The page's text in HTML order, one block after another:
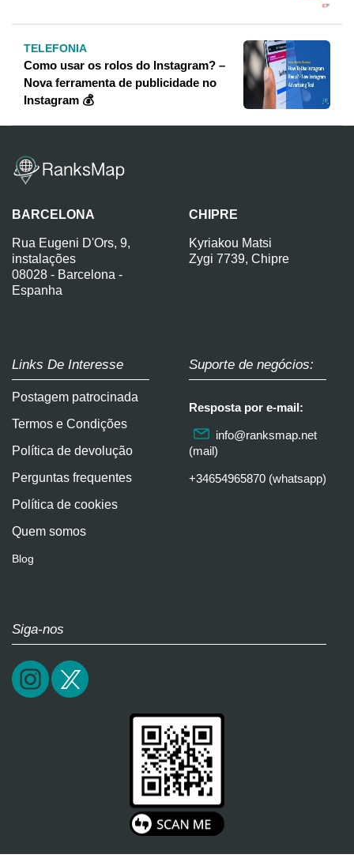
TELEFONIA
Como usar os rolos do Instagram? –
Nova ferramenta de publicidade no
Instagram 💰
BARCELONA
Rua Eugeni D'Ors, 9,
instalações
08028 - Barcelona -
Espanha
CHIPRE
Kyriakou Matsi
Zygi 7739, Chipre
Links De Interesse
Postagem patrocinada
Termos e Condições
Política de devolução
Perguntas frequentes
Política de cookies
Quem somos
Blog
Suporte de negócios:
Resposta por e-mail:
info@ranksmap.net
(mail)
+34654965870 (whatsapp)
Siga-nos